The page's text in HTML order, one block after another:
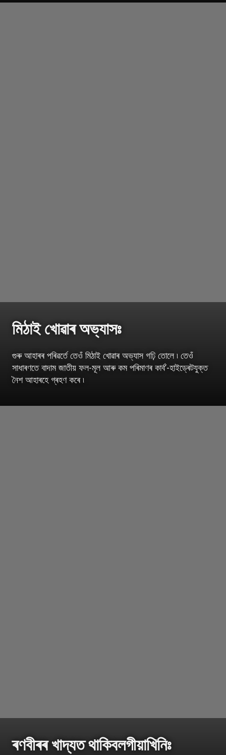
মিঠাই খোৱাৰ অভ্যাসঃ
গুৰু আহাৰৰ পৰিৱৰ্তে তেওঁ মিঠাই খোৱাৰ অভ্যাস গঢ়ি তোলে ৷ তেওঁ
সাধাৰণতে বাদাম জাতীয় ফল-মূল আৰু কম পৰিমাণৰ কাৰ্ব’-হাইড্ৰেটযুক্ত
নৈশ আহাৰহে গ্ৰহণ কৰে ৷
ৰণবীৰৰ খাদ্যত থাকিবলগীয়াখিনিঃ